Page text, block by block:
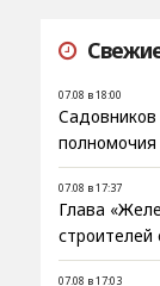
07.08 в 18:00
Садовников
полномочия
07.08 в 17:37
Глава
07.08 в 17:03